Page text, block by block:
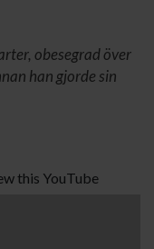
obesegrad över
han gjorde sin
this YouTube